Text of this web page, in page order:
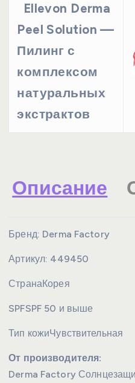
Ellevon Derma
Peel Solution —
Пилинг с
комплексом
натуральных
экстрактов
Описание
Бренд: Derma Factory
Артикул: 449450
СтранаКорея
SPFSPF 50 и выше
Тип кожиЧувствительная
От производителя:
Derma Factory